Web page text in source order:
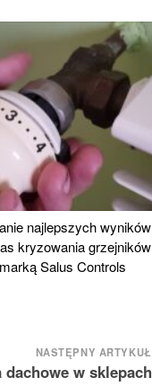
najlepszych wyników
kryzowania grzejników
Salus Controls
NASTĘPNY ARTYKUŁ
w sklepach